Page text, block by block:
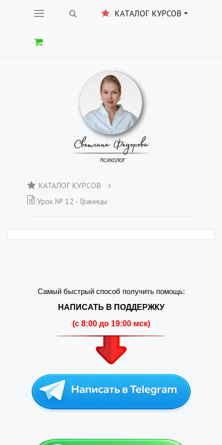
КАТАЛОГ КУРСОВ
КАТАЛОГ КУРСОВ
Урок № 12 - Границы
Самый быстрый способ получить помощь:
НАПИСАТЬ В ПОДДЕРЖКУ
(c 8:00 до 19:00 мск)